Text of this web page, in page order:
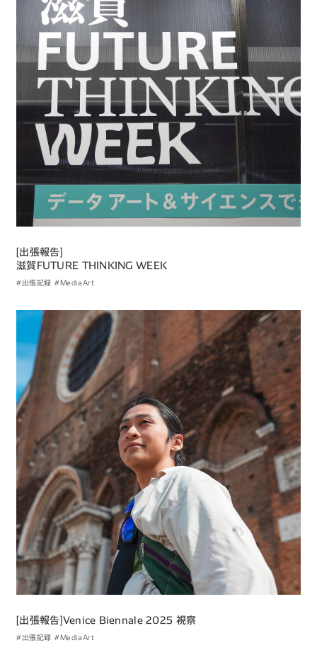
[出張報告]
滋賀FUTURE THINKING WEEK
#出張記録 #MediaArt
[出張報告]Venice Biennale 2025 視察
#出張記録 #MediaArt